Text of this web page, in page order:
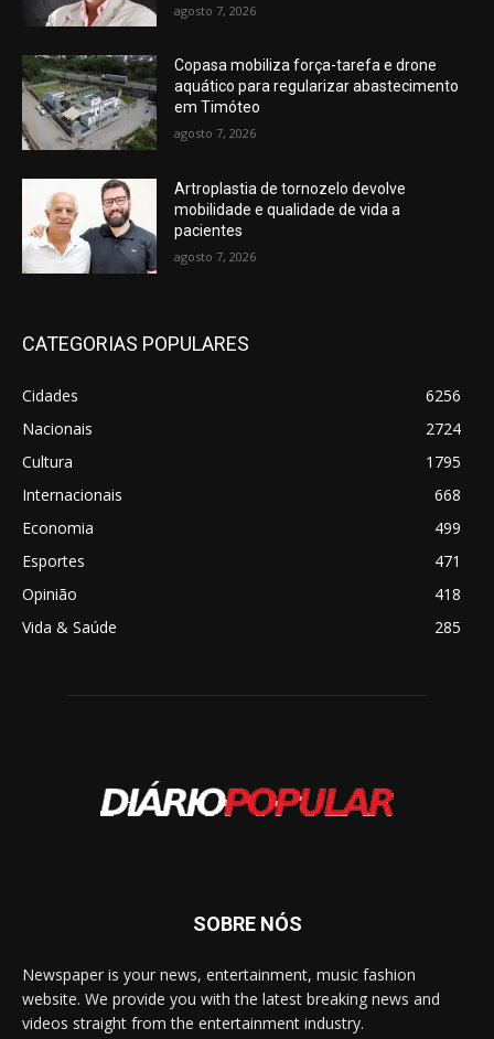
agosto 7, 2026
Copasa mobiliza força-tarefa e drone
aquático para regularizar abastecimento
em Timóteo
agosto 7, 2026
Artroplastia de tornozelo devolve
mobilidade e qualidade de vida a
pacientes
agosto 7, 2026
CATEGORIAS POPULARES
Cidades
6256
Nacionais
2724
Cultura
1795
Internacionais
668
Economia
499
Esportes
471
Opinião
418
Vida & Saúde
285
SOBRE NÓS
Newspaper is your news, entertainment, music fashion
website. We provide you with the latest breaking news and
videos straight from the entertainment industry.